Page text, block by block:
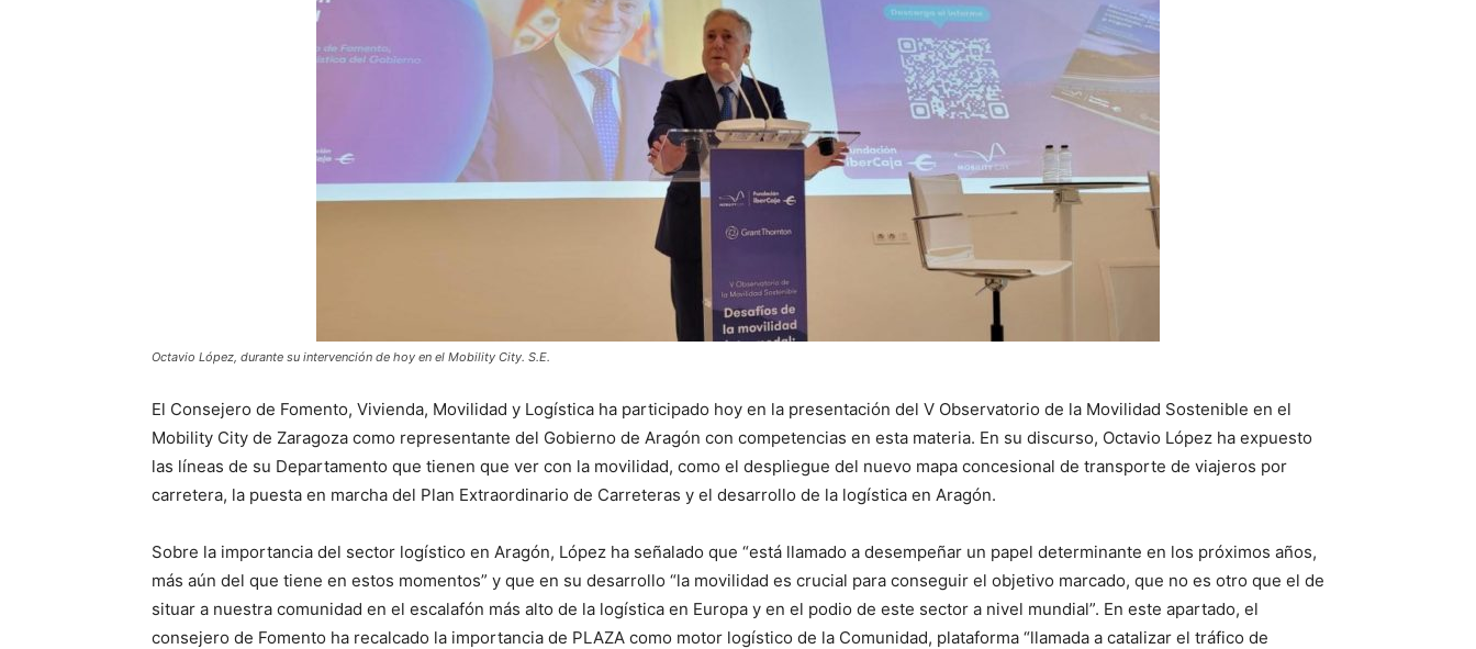
Octavio López, durante su intervención de hoy en el Mobility City. S.E.
El Consejero de Fomento, Vivienda, Movilidad y Logística ha participado hoy en la presentación del V Observatorio de la Movilidad Sostenible en el
Mobility City de Zaragoza como representante del Gobierno de Aragón con competencias en esta materia. En su discurso, Octavio López ha expuesto
las líneas de su Departamento que tienen que ver con la movilidad, como el despliegue del nuevo mapa concesional de transporte de viajeros por
carretera, la puesta en marcha del Plan Extraordinario de Carreteras y el desarrollo de la logística en Aragón.
Sobre la importancia del sector logístico en Aragón, López ha señalado que “está llamado a desempeñar un papel determinante en los próximos años,
más aún del que tiene en estos momentos” y que en su desarrollo “la movilidad es crucial para conseguir el objetivo marcado, que no es otro que el de
situar a nuestra comunidad en el escalafón más alto de la logística en Europa y en el podio de este sector a nivel mundial”. En este apartado, el
consejero de Fomento ha recalcado la importancia de PLAZA como motor logístico de la Comunidad, plataforma “llamada a catalizar el tráfico de